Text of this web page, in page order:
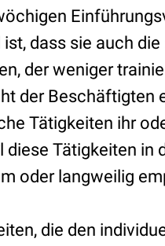
dass sie auch
der weniger
der Beschäftigten
Tätigkeiten ihr
diese Tätigkeiten in
oder langweilig
die den